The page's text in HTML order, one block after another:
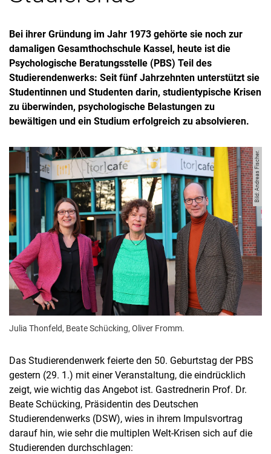
Bei ihrer Gründung im Jahr 1973 gehörte sie noch zur
damaligen Gesamthochschule Kassel, heute ist die
Psychologische Beratungsstelle (PBS) Teil des
Studierendenwerks: Seit fünf Jahrzehnten unterstützt sie
Studentinnen und Studenten darin, studientypische Krisen
zu überwinden, psychologische Belastungen zu
bewältigen und ein Studium erfolgreich zu absolvieren.
Bild: Andreas Fischer.
Julia Thonfeld, Beate Schücking, Oliver Fromm.
Das Studierendenwerk feierte den 50. Geburtstag der PBS
gestern (29. 1.) mit einer Veranstaltung, die eindrücklich
zeigt, wie wichtig das Angebot ist. Gastrednerin Prof. Dr.
Beate Schücking, Präsidentin des Deutschen
Studierendenwerks (DSW), wies in ihrem Impulsvortrag
darauf hin, wie sehr die multiplen Welt-Krisen sich auf die
Studierenden durchschlagen: